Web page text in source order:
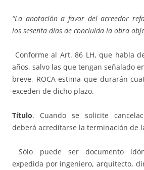
“La anotación a favor del acreedor
los sesenta días de concluida la obra
Conforme al Art. 86 LH, que habla
años, salvo las que tengan señalado
breve, ROCA estima que durarán
exceden de dicho plazo.
Título. Cuando se solicite
deberá acreditarse la terminación de
Sólo puede ser documento
expedida por ingeniero, arquitecto,